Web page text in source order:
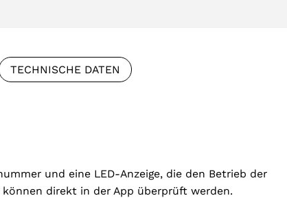
TECHNISCHE DATEN
und eine LED-Anzeige, die den Betrieb der
direkt in der App überprüft werden.